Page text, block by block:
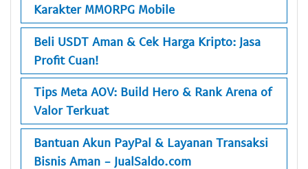
Karakter MMORPG Mobile
Beli USDT Aman & Cek Harga Kripto: Jasa
Profit Cuan!
Tips Meta AOV: Build Hero & Rank Arena of
Valor Terkuat
Bantuan Akun PayPal & Layanan Transaksi
Bisnis Aman - JualSaldo.com